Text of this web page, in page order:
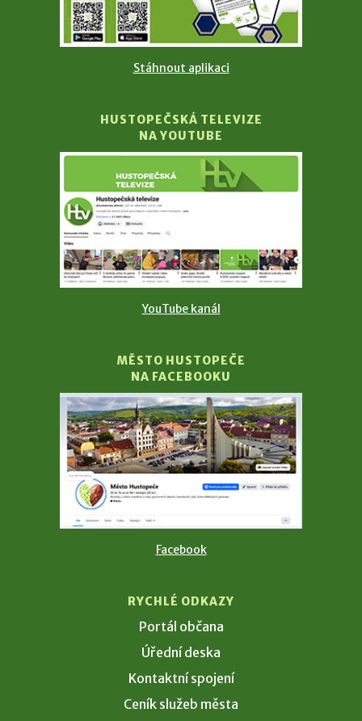
Stáhnout aplikaci
HUSTOPEČSKÁ TELEVIZE
NA YOUTUBE
YouTube kanál
MĚSTO HUSTOPEČE
NA FACEBOOKU
Facebook
RYCHLÉ ODKAZY
Portál občana
Úřední deska
Kontaktní spojení
Ceník služeb města